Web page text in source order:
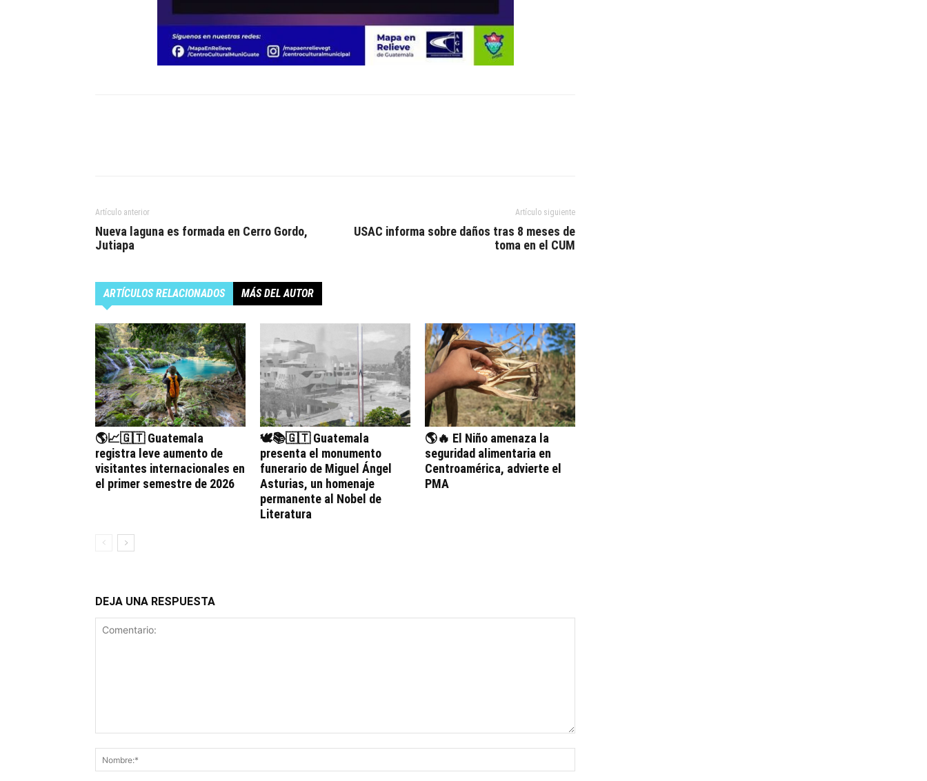
Artículo anterior
Nueva laguna es formada en Cerro Gordo,
Jutiapa
Artículo siguiente
USAC informa sobre daños tras 8 meses de
toma en el CUM
ARTÍCULOS RELACIONADOS MÁS DEL AUTOR
🌎📈🇬🇹 Guatemala
registra leve aumento de
visitantes internacionales en
el primer semestre de 2026
🕊️📚🇬🇹 Guatemala
presenta el monumento
funerario de Miguel Ángel
Asturias, un homenaje
permanente al Nobel de
Literatura
🌎🔥 El Niño amenaza la
seguridad alimentaria en
Centroamérica, advierte el
PMA
DEJA UNA RESPUESTA